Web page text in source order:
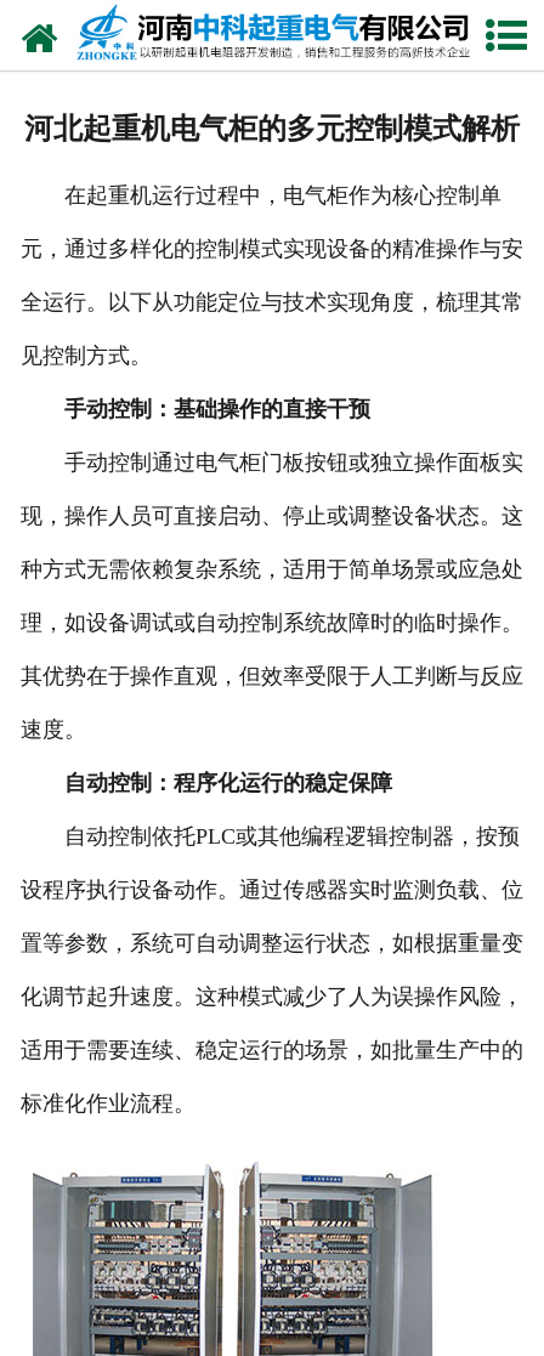
网站首页
联系我们
河北起重机电气柜的多元控制模式解析
在起重机运行过程中，电气柜作为核心控制单
元，通过多样化的控制模式实现设备的精准操作与安
全运行。以下从功能定位与技术实现角度，梳理其常
见控制方式。
手动控制：基础操作的直接干预
手动控制通过电气柜门板按钮或独立操作面板实
现，操作人员可直接启动、停止或调整设备状态。这
种方式无需依赖复杂系统，适用于简单场景或应急处
理，如设备调试或自动控制系统故障时的临时操作。
其优势在于操作直观，但效率受限于人工判断与反应
速度。
自动控制：程序化运行的稳定保障
自动控制依托PLC或其他编程逻辑控制器，按预
设程序执行设备动作。通过传感器实时监测负载、位
置等参数，系统可自动调整运行状态，如根据重量变
化调节起升速度。这种模式减少了人为误操作风险，
适用于需要连续、稳定运行的场景，如批量生产中的
标准化作业流程。